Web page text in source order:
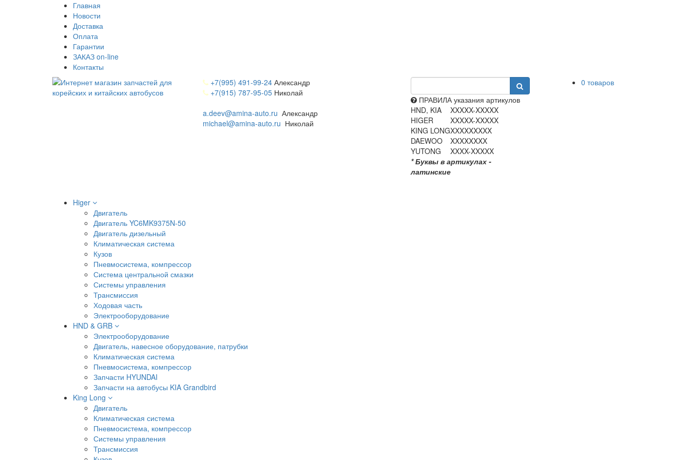
Главная
Новости
Доставка
Оплата
Гарантии
ЗАКАЗ on-line
Контакты
+7(995) 491-99-24Александр
+7(915) 787-95-05Николай
a.deev@amina-auto.ru Александр
michael@amina-auto.ru Николай
ПРАВИЛА указания артикулов
HND, KIA
XXXXX-XXXXX
HIGER
XXXXX-XXXXX
KING LONGXXXXXXXXX
DAEWOO
XXXXXXXX
YUTONG
XXXX-XXXXX
* Буквы в артикулах -
латинские
0 товаров
Higer
Двигатель
Двигатель YC6MK9375N-50
Двигатель дизельный
Климатическая система
Кузов
Пневмосистема, компрессор
Система центральной смазки
Системы управления
Трансмиссия
Ходовая часть
Электрооборудование
HND & GRB
Электрооборудование
Двигатель, навесное оборудование, патрубки
Климатическая система
Пневмосистема, компрессор
Запчасти HYUNDAI
Запчасти на автобусы KIA Grandbird
King Long
Двигатель
Климатическая система
Пневмосистема, компрессор
Системы управления
Трансмиссия